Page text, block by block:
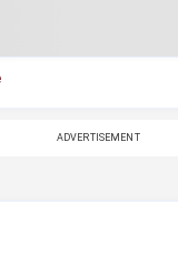
ADVERTISEMENT